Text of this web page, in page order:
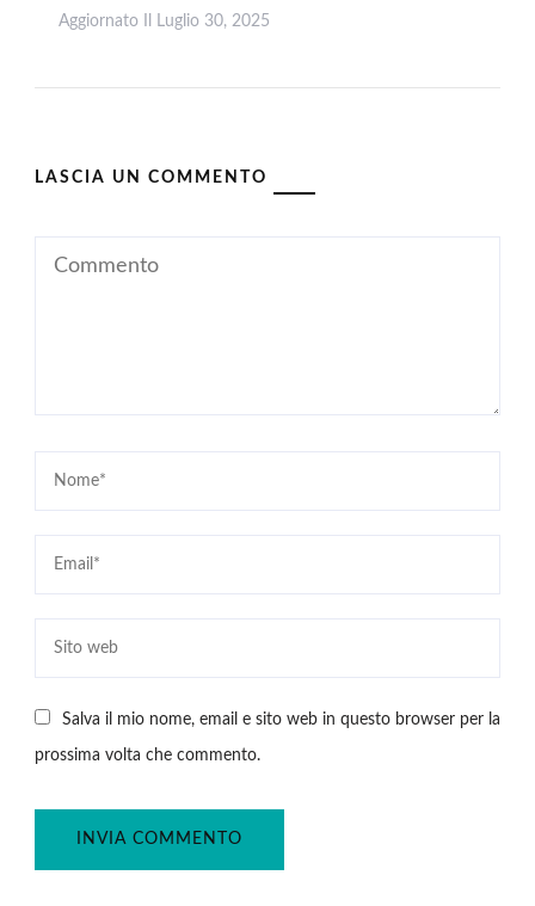
Aggiornato Il Luglio 30, 2025
LASCIA UN COMMENTO
Salva il mio nome, email e sito web in questo browser per la
prossima volta che commento.